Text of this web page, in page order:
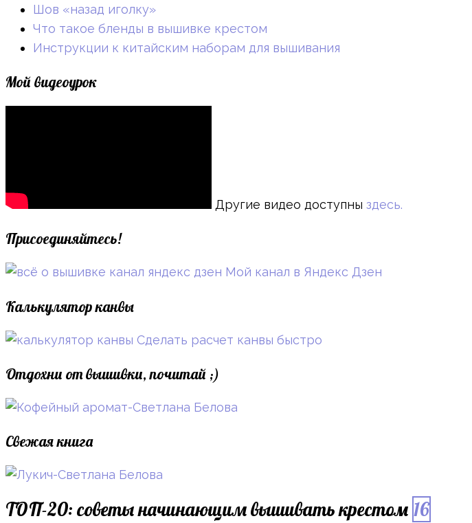
Шов «назад иголку»
Что такое бленды в вышивке крестом
Инструкции к китайским наборам для вышивания
Мой видеоурок
Другие видео доступны здесь.
Присоединяйтесь!
Мой канал в Яндекс Дзен
Калькулятор канвы
Сделать расчет канвы быстро
Отдохни от вышивки, почитай ;)
Свежая книга
ТОП-20: советы начинающим вышивать крестом 16